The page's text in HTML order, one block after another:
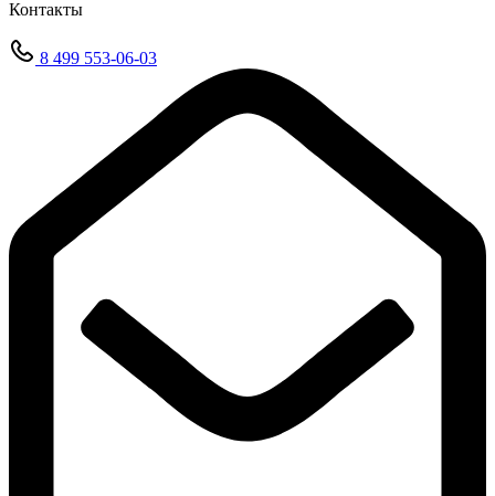
Контакты
8 499 553-06-03